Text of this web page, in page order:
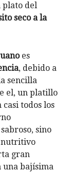
plato del
seco a la
es
, debido a
sencilla
el, un platillo
todos los
sino
nutritivo
gran
una bajísima